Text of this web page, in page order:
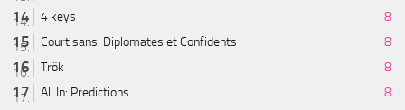
4 keys
8
Courtisans: Diplomates et Confidents
8
Trök
8
All In: Predictions
8